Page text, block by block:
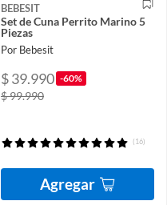
BEBESIT
Set de Cuna Perrito Marino 5
Piezas
Por Bebesit
$ 39.990 -60%
$ 99.990
(16)
Agregar